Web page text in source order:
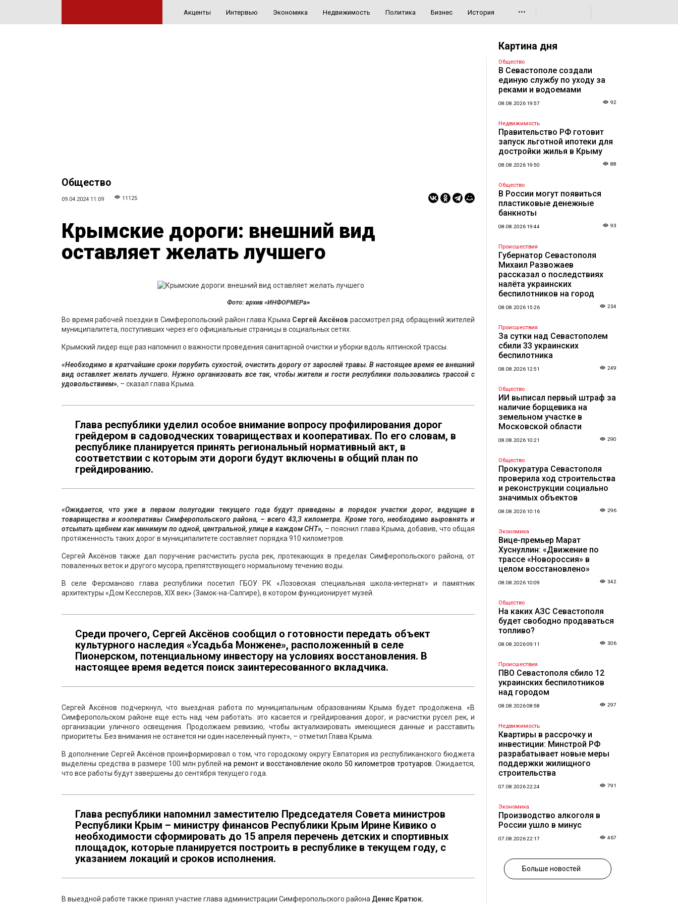
Акценты Интервью Экономика Недвижимость Политика Бизнес История •••
Общество
09.04.2024 11:09 11125
Крымские дороги: внешний вид
оставляет желать лучшего
Фото: архив «ИНФОРМЕРа»
Во время рабочей поездки в Симферопольский район глава Крыма Сергей Аксёнов рассмотрел ряд обращений жителей
муниципалитета, поступивших через его официальные страницы в социальных сетях.
Крымский лидер еще раз напомнил о важности проведения санитарной очистки и уборки вдоль ялтинской трассы.
«Необходимо в кратчайшие сроки порубить сухостой, очистить дорогу от зарослей травы. В настоящее время ее внешний
вид оставляет желать лучшего. Нужно организовать все так, чтобы жители и гости республики пользовались трассой с
удовольствием», – сказал глава Крыма.
Глава республики уделил особое внимание вопросу профилирования дорог
грейдером в садоводческих товариществах и кооперативах. По его словам, в
республике планируется принять региональный нормативный акт, в
соответствии с которым эти дороги будут включены в общий план по
грейдированию.
«Ожидается, что уже в первом полугодии текущего года будут приведены в порядок участки дорог, ведущие в
товарищества и кооперативы Симферопольского района, – всего 43,3 километра. Кроме того, необходимо выровнять и
отсыпать щебнем как минимум по одной, центральной, улице в каждом СНТ», – пояснил глава Крыма, добавив, что общая
протяженность таких дорог в муниципалитете составляет порядка 910 километров.
Сергей Аксёнов также дал поручение расчистить русла рек, протекающих в пределах Симферопольского района, от
поваленных веток и другого мусора, препятствующего нормальному течению воды.
В селе Ферсманово глава республики посетил ГБОУ РК «Лозовская специальная школа-интернат» и памятник
архитектуры «Дом Кесслеров, XIX век» (Замок-на-Салгире), в котором функционирует музей.
Среди прочего, Сергей Аксёнов сообщил о готовности передать объект
культурного наследия «Усадьба Монжене», расположенный в селе
Пионерском, потенциальному инвестору на условиях восстановления. В
настоящее время ведется поиск заинтересованного вкладчика.
Сергей Аксёнов подчеркнул, что выездная работа по муниципальным образованиям Крыма будет продолжена. «В
Симферопольском районе еще есть над чем работать: это касается и грейдирования дорог, и расчистки русел рек, и
организации уличного освещения. Продолжаем ревизию, чтобы актуализировать имеющиеся данные и расставить
приоритеты. Без внимания не останется ни один населенный пункт», – отметил Глава Крыма.
В дополнение Сергей Аксёнов проинформировал о том, что городскому округу Евпатория из республиканского бюджета
выделены средства в размере 100 млн рублей на ремонт и восстановление около 50 километров тротуаров . Ожидается,
что все работы будут завершены до сентября текущего года.
Глава республики напомнил заместителю Председателя Совета министров
Республики Крым – министру финансов Республики Крым Ирине Кивико о
необходимости сформировать до 15 апреля перечень детских и спортивных
площадок, которые планируется построить в республике в текущем году, с
указанием локаций и сроков исполнения.
В выездной работе также принял участие глава администрации Симферопольского района Денис Кратюк.
Картина дня
Общество
В Севастополе создали
единую службу по уходу за
реками и водоемами
08.08.2026 19:57 92
Недвижимость
Правительство РФ готовит
запуск льготной ипотеки для
достройки жилья в Крыму
08.08.2026 19:50 88
Общество
В России могут появиться
пластиковые денежные
банкноты
08.08.2026 19:44 93
Происшествия
Губернатор Севастополя
Михаил Развожаев
рассказал о последствиях
налёта украинских
беспилотников на город
08.08.2026 15:26 234
Происшествия
За сутки над Севастополем
сбили 33 украинских
беспилотника
08.08.2026 12:51 249
Общество
ИИ выписал первый штраф за
наличие борщевика на
земельном участке в
Московской области
08.08.2026 10:21 290
Общество
Прокуратура Севастополя
проверила ход строительства
и реконструкции социально
значимых объектов
08.08.2026 10:16 296
Экономика
Вице-премьер Марат
Хуснуллин: «Движение по
трассе «Новороссия» в
целом восстановлено»
08.08.2026 10:09 342
Общество
На каких АЗС Севастополя
будет свободно продаваться
топливо?
08.08.2026 09:11 306
Происшествия
ПВО Севастополя сбило 12
украинских беспилотников
над городом
08.08.2026 08:58 297
Недвижимость
Квартиры в рассрочку и
инвестиции: Минстрой РФ
разрабатывает новые меры
поддержки жилищного
строительства
07.08.2026 22:24 791
Экономика
Производство алкоголя в
России ушло в минус
07.08.2026 22:17 467
Больше новостей